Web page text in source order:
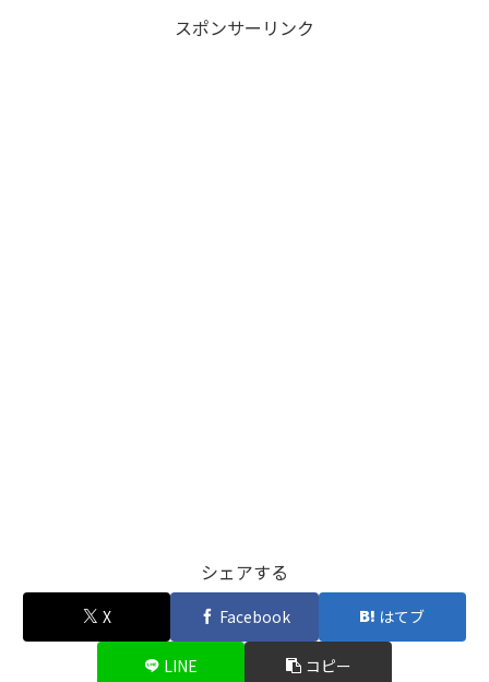
スポンサーリンク
シェアする
X Facebook はてブ
LINE コピー